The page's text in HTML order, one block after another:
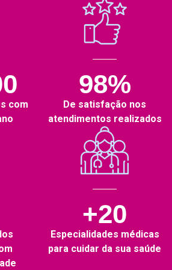
com
98%
De satisfação nos
atendimentos realizados
+20
Especialidades médicas
para cuidar da sua saúde